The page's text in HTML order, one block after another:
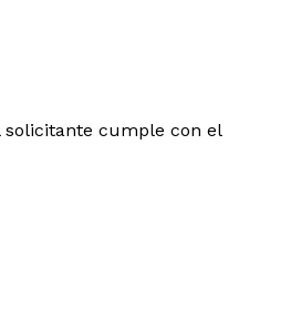
solicitante cumple con el